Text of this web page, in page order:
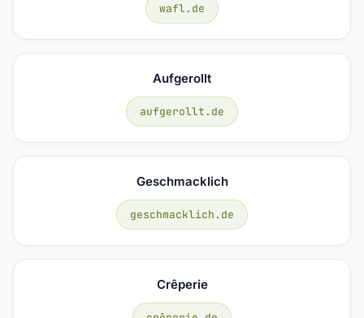
wafl.de
Aufgerollt
aufgerollt.de
Geschmacklich
geschmacklich.de
Crêperie